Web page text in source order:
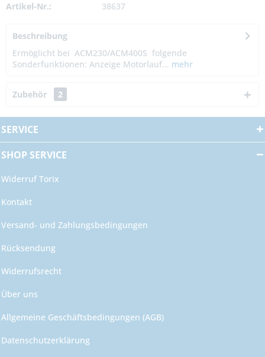
Artikel-Nr.: 38637
Beschreibung
Ermöglicht bei ACM230/ACM400S folgende
Sonderfunktionen: Anzeige Motorlauf... mehr
Zubehör 2
SERVICE
SHOP SERVICE
Widerruf Torix
Kontakt
Versand- und Zahlungsbedingungen
Rücksendung
Widerrufsrecht
Über uns
Allgemeine Geschäftsbedingungen (AGB)
Datenschutzerklärung